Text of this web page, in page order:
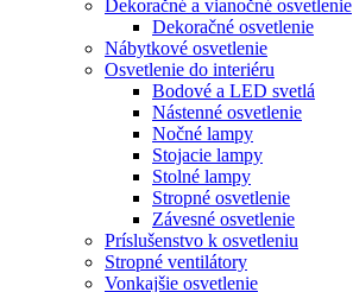
Dekoračné a vianočné osvetlenie
Dekoračné osvetlenie
Nábytkové osvetlenie
Osvetlenie do interiéru
Bodové a LED svetlá
Nástenné osvetlenie
Nočné lampy
Stojacie lampy
Stolné lampy
Stropné osvetlenie
Závesné osvetlenie
Príslušenstvo k osvetleniu
Stropné ventilátory
Vonkajšie osvetlenie